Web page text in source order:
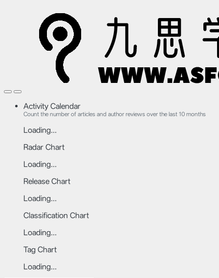
Activity Calendar
Count the number of articles and author reviews over the last 10 months
Loading...
Radar Chart
Loading...
Release Chart
Loading...
Classification Chart
Loading...
Tag Chart
Loading...